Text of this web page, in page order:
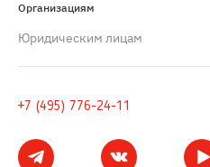
Организациям
Юридическим лицам
+7 (495) 776-24-11